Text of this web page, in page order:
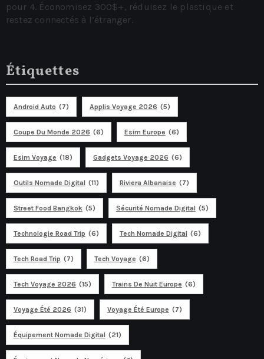
pour 4. Économisez 300$+, réduisez le plastique et
restez connectés à l’étranger.
Étiquettes
Android Auto (7) Applis Voyage 2026 (5)
Coupe Du Monde 2026 (6) Esim Europe (6)
Esim Voyage (18) Gadgets Voyage 2026 (6)
Outils Nomade Digital (11) Riviera Albanaise (7)
Street Food Bangkok (5) Sécurité Nomade Digital (5)
Technologie Road Trip (6) Tech Nomade Digital (6)
Tech Road Trip (7) Tech Voyage (6)
Tech Voyage 2026 (15) Trains De Nuit Europe (6)
Voyage Été 2026 (31) Voyage Été Europe (7)
Équipement Nomade Digital (21)